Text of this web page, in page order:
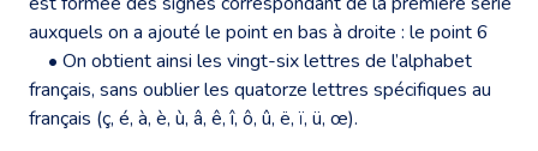
auxquels on a ajouté le point en bas à droite : le point 6
• On obtient ainsi les vingt-six lettres de l’alphabet
français, sans oublier les quatorze lettres spécifiques au
français (ç, é, à, è, ù, â, ê, î, ô, û, ë, ï, ü, œ).